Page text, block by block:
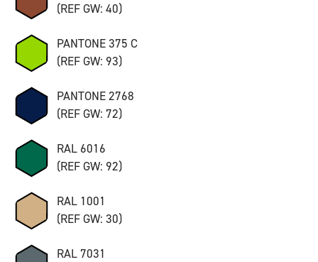
(REF GW: 40)
PANTONE 375 C
(REF GW: 93)
PANTONE 2768
(REF GW: 72)
RAL 6016
(REF GW: 92)
RAL 1001
(REF GW: 30)
RAL 7031